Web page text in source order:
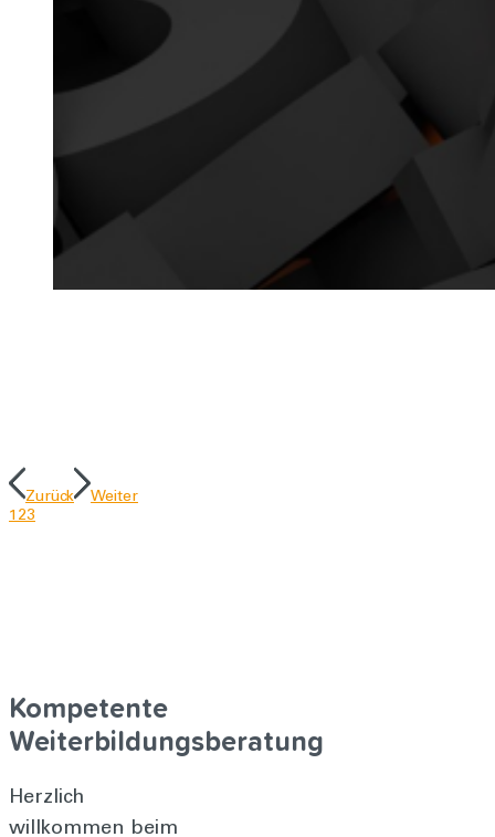
Zurück
Weiter
1 23
Kompetente
Weiterbildungsberatung
Herzlich
willkommen beim